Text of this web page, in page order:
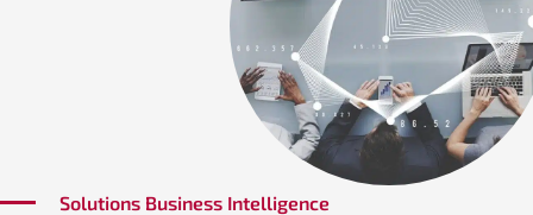
Solutions Business Intelligence